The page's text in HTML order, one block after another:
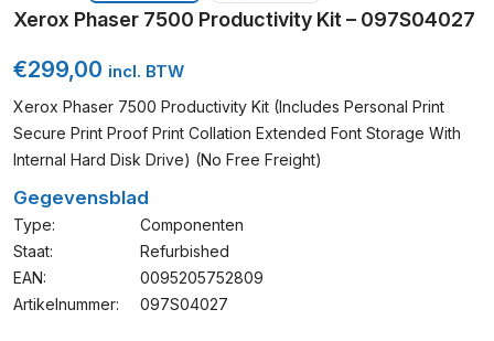
Xerox Phaser 7500 Productivity Kit – 097S04027
€299,00 incl. BTW
Xerox Phaser 7500 Productivity Kit (Includes Personal Print
Secure Print Proof Print Collation Extended Font Storage With
Internal Hard Disk Drive) (No Free Freight)
Gegevensblad
Type:
Componenten
Staat:
Refurbished
EAN:
0095205752809
Artikelnummer:
097S04027